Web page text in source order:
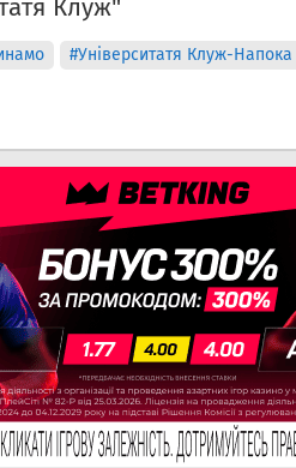
Клуж"
#Університатя Клуж-Напока